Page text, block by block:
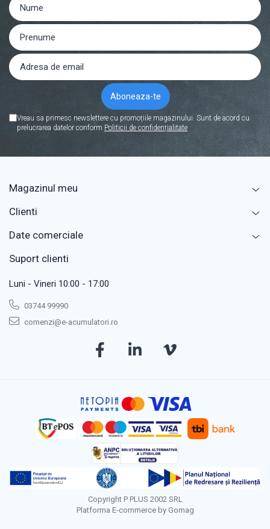
Vreau sa primesc newslettere cu promoțiile magazinului. Sunt de acord cu
prelucrarea datelor conform Politicii de confidențialitate
Magazinul meu
Clienti
Date comerciale
Suport clienti
Luni - Vineri 10:00 - 17:00
03744 99990
comenzi@e-acumulatori.ro
Copyright P PLUS 2002 SRL
Platforma E-commerce by Gomag